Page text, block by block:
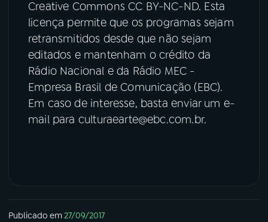
Creative Commons CC BY-NC-ND. Esta
licença permite que os programas sejam
retransmitidos desde que não sejam
editados e mantenham o crédito da
Rádio Nacional e da Rádio MEC -
Empresa Brasil de Comunicação (EBC).
Em caso de interesse, basta enviar um e-
mail para culturaearte@ebc.com.br.
Publicado em27/09/2017